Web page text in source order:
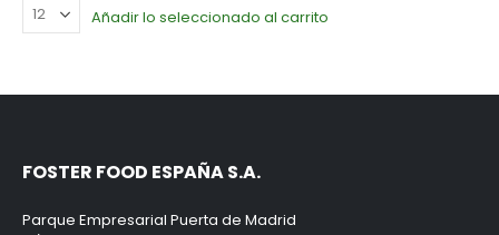
Añadir lo seleccionado al carrito
FOSTER FOOD ESPAÑA S.A.
Parque Empresarial Puerta de Madrid